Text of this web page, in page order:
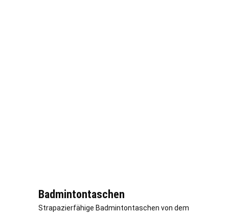
Badmintontaschen
Strapazierfähige Badmintontaschen von dem